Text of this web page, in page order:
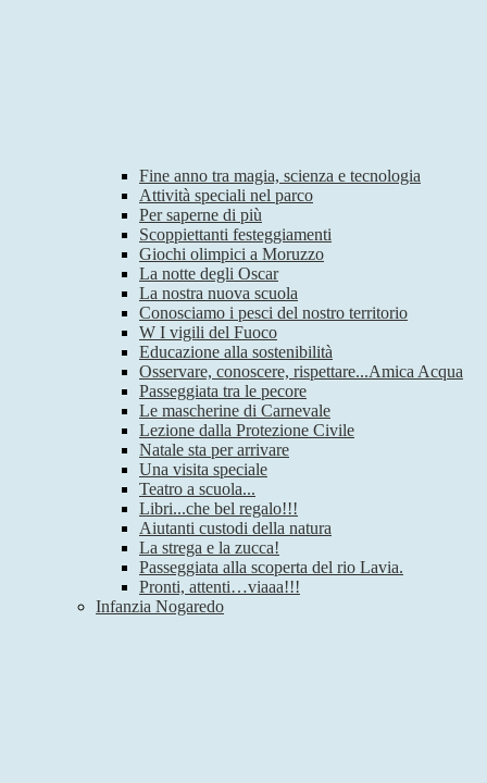
Fine anno tra magia, scienza e tecnologia
Attività speciali nel parco
Per saperne di più
Scoppiettanti festeggiamenti
Giochi olimpici a Moruzzo
La notte degli Oscar
La nostra nuova scuola
Conosciamo i pesci del nostro territorio
W I vigili del Fuoco
Educazione alla sostenibilità
Osservare, conoscere, rispettare...Amica Acqua
Passeggiata tra le pecore
Le mascherine di Carnevale
Lezione dalla Protezione Civile
Natale sta per arrivare
Una visita speciale
Teatro a scuola...
Libri...che bel regalo!!!
Aiutanti custodi della natura
La strega e la zucca!
Passeggiata alla scoperta del rio Lavia.
Pronti, attenti…viaaa!!!
Infanzia Nogaredo